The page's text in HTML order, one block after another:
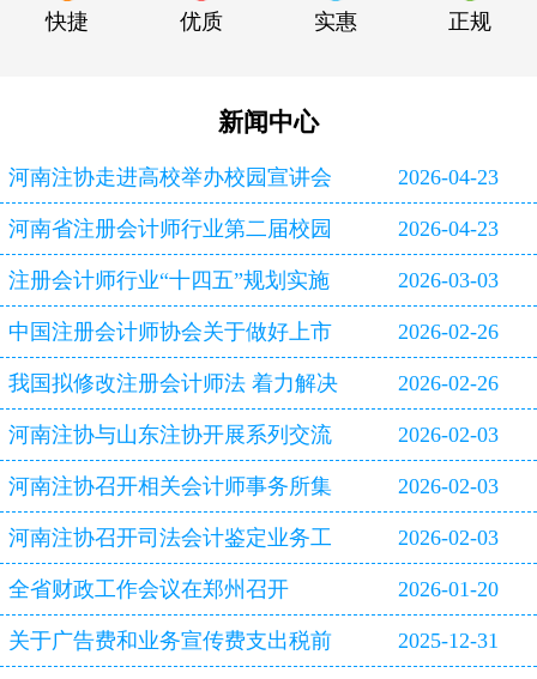
快捷 优质 实惠 正规
新闻中心
河南注协走进高校举办校园宣讲会 2026-04-23
河南省注册会计师行业第二届校园
双选会即将启幕
2026-04-23
注册会计师行业“十四五”规划实施
评估报告
2026-03-03
中国注册会计师协会关于做好上市
公司2025年年报审计工作的通知
2026-02-26
我国拟修改注册会计师法 着力解决
审计造假等行业突出问题
2026-02-26
河南注协与山东注协开展系列交流
活动
2026-02-03
河南注协召开相关会计师事务所集
体约谈会
2026-02-03
河南注协召开司法会计鉴定业务工
作专题研讨会
2026-02-03
全省财政工作会议在郑州召开 2026-01-20
关于广告费和业务宣传费支出税前 2025-12-31